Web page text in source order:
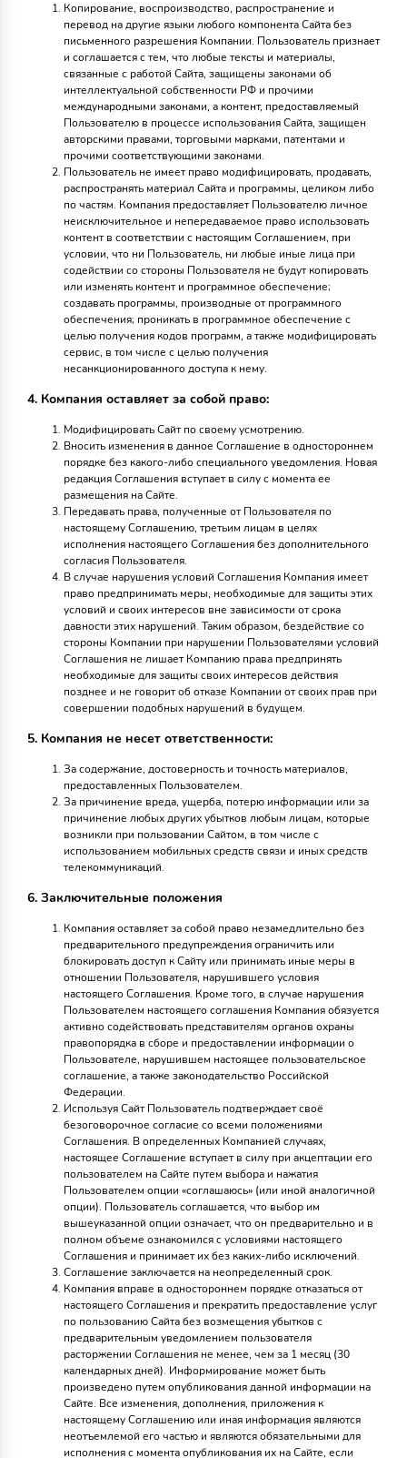
Копирование, воспроизводство, распространение и
перевод на другие языки любого компонента Сайта без
письменного разрешения Компании. Пользователь признает
и соглашается с тем, что любые тексты и материалы,
связанные с работой Сайта, защищены законами об
интеллектуальной собственности РФ и прочими
международными законами, а контент, предоставляемый
Пользователю в процессе использования Сайта, защищен
авторскими правами, торговыми марками, патентами и
прочими соответствующими законами.
Пользователь не имеет право модифицировать, продавать,
распространять материал Сайта и программы, целиком либо
по частям. Компания предоставляет Пользователю личное
неисключительное и непередаваемое право использовать
контент в соответствии с настоящим Соглашением, при
условии, что ни Пользователь, ни любые иные лица при
содействии со стороны Пользователя не будут копировать
или изменять контент и программное обеспечение;
создавать программы, производные от программного
обеспечения; проникать в программное обеспечение с
целью получения кодов программ, а также модифицировать
сервис, в том числе с целью получения
несанкционированного доступа к нему.
4. Компания оставляет за собой право:
Модифицировать Сайт по своему усмотрению.
Вносить изменения в данное Соглашение в одностороннем
порядке без какого-либо специального уведомления. Новая
редакция Соглашения вступает в силу с момента ее
размещения на Сайте.
Передавать права, полученные от Пользователя по
настоящему Соглашению, третьим лицам в целях
исполнения настоящего Соглашения без дополнительного
согласия Пользователя.
В случае нарушения условий Соглашения Компания имеет
право предпринимать меры, необходимые для защиты этих
условий и своих интересов вне зависимости от срока
давности этих нарушений. Таким образом, бездействие со
стороны Компании при нарушении Пользователями условий
Соглашения не лишает Компанию права предпринять
необходимые для защиты своих интересов действия
позднее и не говорит об отказе Компании от своих прав при
совершении подобных нарушений в будущем.
5. Компания не несет ответственности:
За содержание, достоверность и точность материалов,
предоставленных Пользователем.
За причинение вреда, ущерба, потерю информации или за
причинение любых других убытков любым лицам, которые
возникли при пользовании Сайтом, в том числе с
использованием мобильных средств связи и иных средств
телекоммуникаций.
6. Заключительные положения
Компания оставляет за собой право незамедлительно без
предварительного предупреждения ограничить или
блокировать доступ к Сайту или принимать иные меры в
отношении Пользователя, нарушившего условия
настоящего Соглашения. Кроме того, в случае нарушения
Пользователем настоящего соглашения Компания обязуется
активно содействовать представителям органов охраны
правопорядка в сборе и предоставлении информации о
Пользователе, нарушившем настоящее пользовательское
соглашение, а также законодательство Российской
Федерации.
Используя Сайт Пользователь подтверждает своё
безоговорочное согласие со всеми положениями
Соглашения. В определенных Компанией случаях,
настоящее Соглашение вступает в силу при акцептации его
пользователем на Сайте путем выбора и нажатия
Пользователем опции «соглашаюсь» (или иной аналогичной
опции). Пользователь соглашается, что выбор им
вышеуказанной опции означает, что он предварительно и в
полном объеме ознакомился с условиями настоящего
Соглашения и принимает их без каких-либо исключений.
Соглашение заключается на неопределенный срок.
Компания вправе в одностороннем порядке отказаться от
настоящего Соглашения и прекратить предоставление услуг
по пользованию Сайта без возмещения убытков с
предварительным уведомлением пользователя
расторжении Соглашения не менее, чем за 1 месяц (30
календарных дней). Информирование может быть
произведено путем опубликования данной информации на
Сайте. Все изменения, дополнения, приложения к
настоящему Соглашению или иная информация являются
неотъемлемой его частью и являются обязательными для
исполнения с момента опубликования их на Сайте, если